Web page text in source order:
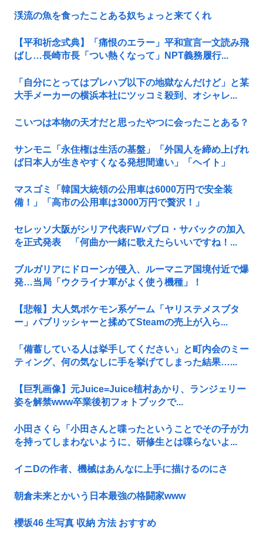
渓流の魚を食ったことある奴ちょっと来てくれ
【平和祈念式典】「痛恨のエラー」平和宣言一文読み飛
ばし…長崎市長「つい熱くなって」NPT義務履行...
「自分にとってはプレハブ以下の地獄なんだけど」と某
大手メーカーの横浜本社にツッコミ殺到、オシャレ...
こいつは本物の天才だと思ったやつに会ったことある？
サンモニ「永住権は生活の基盤」「外国人を締め上げれ
ば日本人が生きやすくなる発想間違い」「ヘイト」
マスゴミ「韓国大統領の公用車は6000万円で安全装
備！」「高市の公用車は3000万円で贅沢！」
セレッソ大阪がシリア代表FWパブロ・サバックの加入
を正式発表 「何曲か一緒に歌えたらいいですね！...
ブルガリアにドローンが侵入、ルーマニア国境付近で爆
発…当局「ウクライナ軍がよく使う機種」！
【悲報】大人気ポケモン系ゲーム「ヤリステメスブタ
ー」パブリッシャーと揉めてSteamの売上が入ら...
「備蓄している人は挙手してください」と町内会のミー
ティング、何の気なしに手を挙げてしまった結果…...
【巨乳画像】元Juice=Juice植村あかり、ランジェリー
姿を解禁www卒業後初フォトブックで...
小田さくら「小田さんと喋ったということでその子が力
を持ってしまわないように、研修生とは喋らないよ...
イニDの作者、機械はあんなに上手に描けるのにさ
朝倉未来とかいう日本最強の格闘家www
櫻坂46 生写真 収納 方法 おすすめ